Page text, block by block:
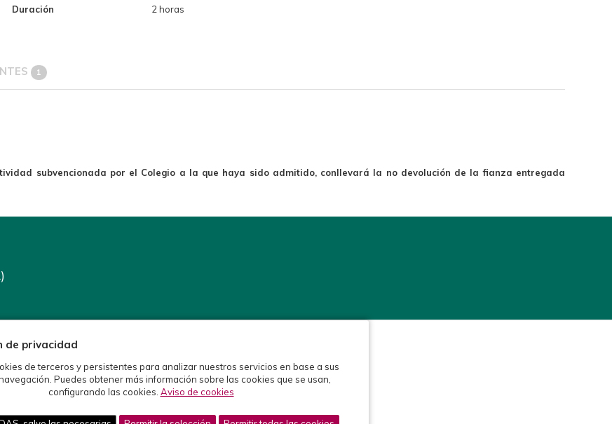
Duración 2 horas
1
subvencionada por el Colegio a la que haya sido admitido, conllevará la no devolución de la fianza entregada
de privacidad
de terceros y persistentes para analizar nuestros servicios en base a sus
Puedes obtener más información sobre las cookies que se usan,
configurando las cookies. Aviso de cookies